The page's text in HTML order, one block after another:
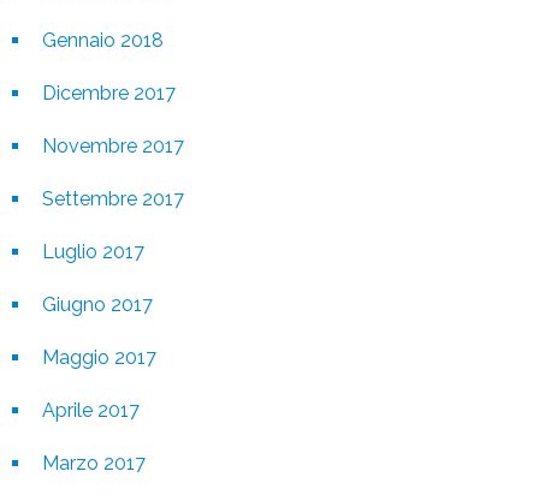
Gennaio 2018
Dicembre 2017
Novembre 2017
Settembre 2017
Luglio 2017
Giugno 2017
Maggio 2017
Aprile 2017
Marzo 2017